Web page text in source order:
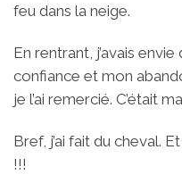
feu dans la neige.
En rentrant, j’avais
confiance et mon
je l’ai remercié. C’était
Bref, j’ai fait du cheval.
!!!